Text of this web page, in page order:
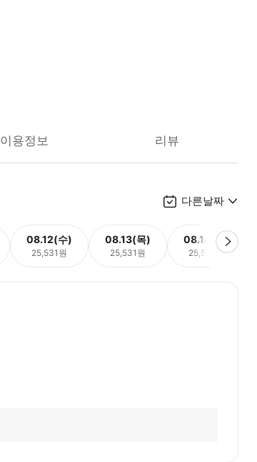
이용정보 리뷰
다른날짜
08.12(수)
25,531원
08.13(목)
25,531원
08.14(금)
25,531원